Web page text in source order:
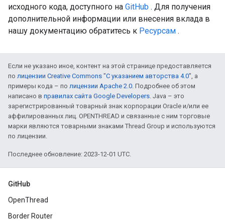
исходного кода, доступного на GitHub . Для получения
дополнительной информации или внесения вклада в
нашу документацию обратитесь к Ресурсам .
Если не указано иное, контент на этой странице предоставляется
по лицензии Creative Commons "С указанием авторства 4.0", а
примеры кода – по лицензии Apache 2.0. Подробнее об этом
написано в правилах сайта Google Developers. Java – это
зарегистрированный товарный знак корпорации Oracle и/или ее
аффилированных лиц. OPENTHREAD и связанные с ним торговые
марки являются товарными знаками Thread Group и используются
по лицензии.
Последнее обновление: 2023-12-01 UTC.
GitHub
OpenThread
Border Router